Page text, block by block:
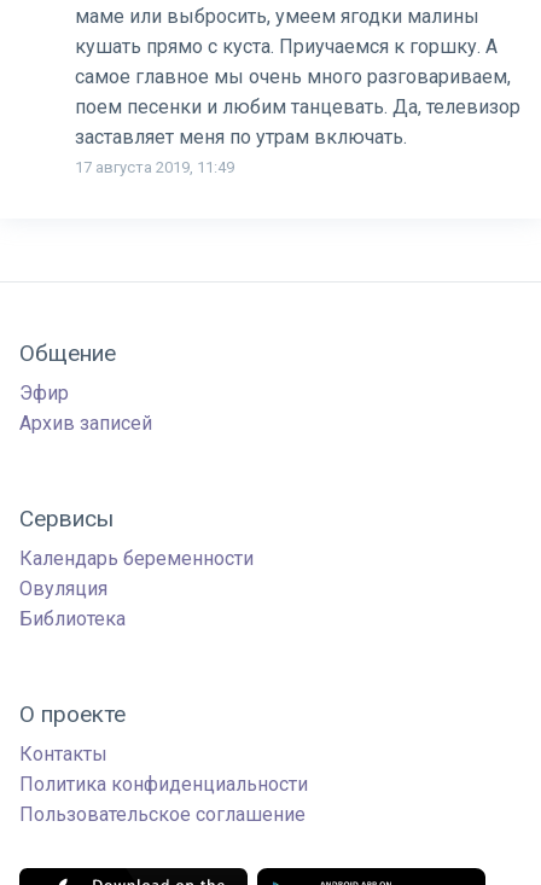
маме или выбросить, умеем ягодки малины
кушать прямо с куста. Приучаемся к горшку. А
самое главное мы очень много разговариваем,
поем песенки и любим танцевать. Да, телевизор
заставляет меня по утрам включать.
17 августа 2019, 11:49
Общение
Эфир
Архив записей
Сервисы
Календарь беременности
Овуляция
Библиотека
О проекте
Контакты
Политика конфиденциальности
Пользовательское соглашение